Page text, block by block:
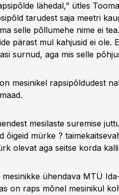
lähedal,” ütles
tarudest saja meetri
selle põllumehe nime ei
pärast mul kahjusid ei ole.
surnud, aga mis selle
mesinikel rapsipõldudest
mesilaste suremise
õigeid mürke ?
olevat aga seitse korda
ühendava MTÜ
on raps mõnel mesinikul